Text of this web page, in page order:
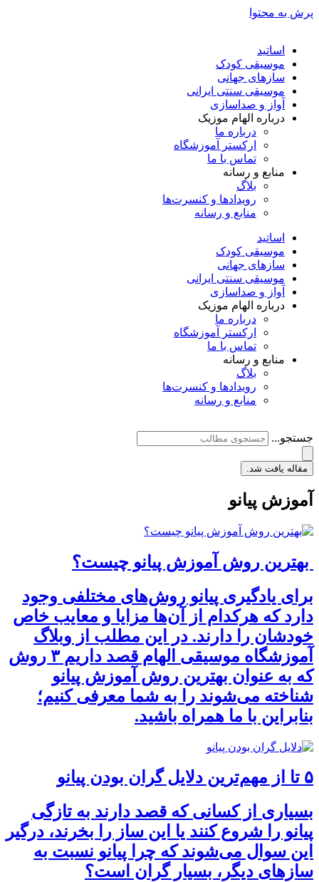
پرش به محتوا
اساتید
موسیقی کودک
سازهای جهانی
موسیقی سنتی ایرانی
آواز و صداسازی
درباره الهام موزیک
درباره ما
ارکستر آموزشگاه
تماس با ما
منابع و رسانه
بلاگ
رویدادها و کنسرت‌ها
منابع و رسانه
اساتید
موسیقی کودک
سازهای جهانی
موسیقی سنتی ایرانی
آواز و صداسازی
درباره الهام موزیک
درباره ما
ارکستر آموزشگاه
تماس با ما
منابع و رسانه
بلاگ
رویدادها و کنسرت‌ها
منابع و رسانه
جستجو...
مقاله یافت شد.
آموزش پیانو
بهترین روش آموزش پیانو چیست؟
برای یادگیری پیانو روش‌های مختلفی وجود
دارد که هرکدام از آن‌ها مزایا و معایب خاص
خودشان را دارند. در این مطلب از وبلاگ
آموزشگاه موسیقی الهام قصد داریم ۳ روش
که به عنوان بهترین روش آموزش پیانو
شناخته می‌شوند را به شما معرفی کنیم؛
بنابراین با ما همراه باشید.
۵ تا از مهم‌ترین دلایل گران بودن پیانو
بسیاری از کسانی که قصد دارند به تازگی
پیانو را شروع کنند یا این ساز را بخرند، درگیر
این سوال می‌شوند که چرا پیانو نسبت به
سازهای دیگر، بسیار گران است؟